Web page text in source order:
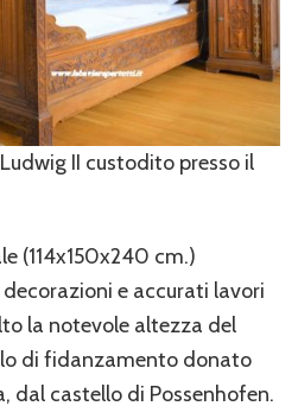
II custodito presso il
(114x150x240 cm.)
e accurati lavori
la notevole altezza del
di fidanzamento donato
dal castello di Possenhofen.